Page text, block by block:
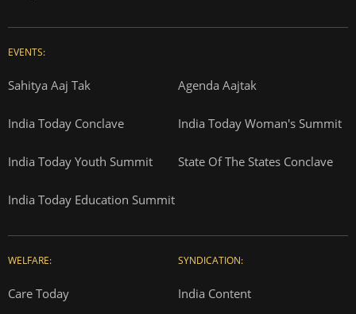
EVENTS:
Sahitya Aaj Tak Agenda Aajtak
India Today Conclave India Today Woman's Summit
India Today Youth Summit State Of The States Conclave
India Today Education Summit
WELFARE:
Care Today
SYNDICATION:
India Content